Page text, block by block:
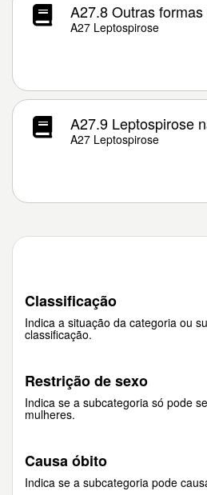
A27.8 Outras
A27 Leptospirose
A27.9 Leptospirose
A27 Leptospirose
Classificação
Indica a situação da categoria ou
classificação.
Restrição de sexo
Indica se a subcategoria só pode
mulheres.
Causa óbito
Indica se a subcategoria pode